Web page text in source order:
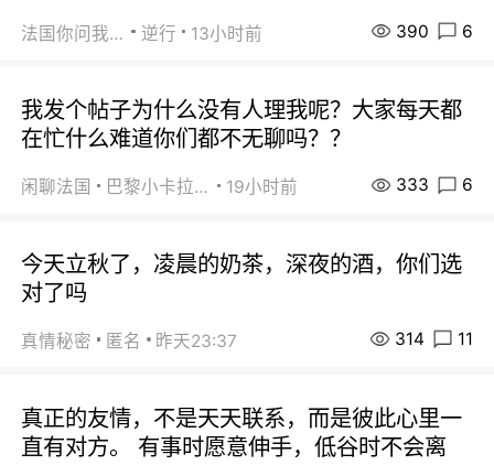
法国你问我答 逆行 13小时前 390 6
我发个帖子为什么没有人理我呢？大家每天都
在忙什么难道你们都不无聊吗？？
闲聊法国 巴黎小卡拉咪 19小时前 333 6
今天立秋了，凌晨的奶茶，深夜的酒，你们选
对了吗
真情秘密 匿名 昨天23:37 314 11
真正的友情，不是天天联系，而是彼此心里一
直有对方。 有事时愿意伸手，低谷时不会离